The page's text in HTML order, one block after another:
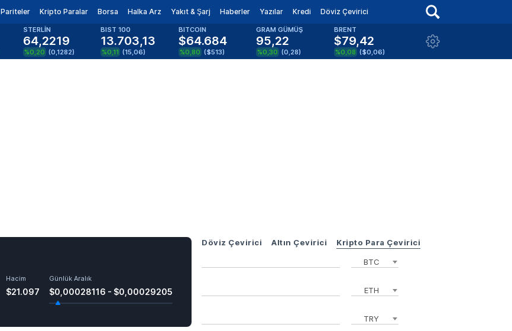
Pariteler Kripto Paralar Borsa Halka Arz Yakıt & Şarj Haberler Yazılar Kredi Döviz Çevirici
STERLİN
64,2219
%0,20 (0,1282)
BIST 100
13.703,13
%0,11 (15,06)
BITCOIN
$64.684
%0,80 ($513)
GRAM GÜMÜŞ
95,22
%0,30 (0,28)
BRENT
$79,42
%0,08 ($0,06)
Hacim
$21.097
Günlük Aralık
$0,00028116 - $0,00029205
Döviz Çevirici Altın Çevirici Kripto Para Çevirici
BTC
ETH
TRY